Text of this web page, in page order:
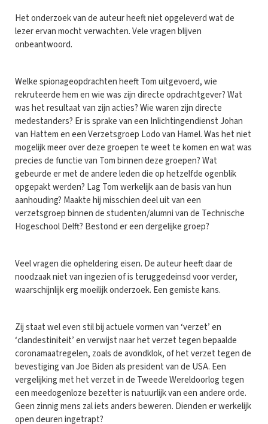
Het onderzoek van de auteur heeft niet opgeleverd wat de
lezer ervan mocht verwachten. Vele vragen blijven
onbeantwoord.
Welke spionageopdrachten heeft Tom uitgevoerd, wie
rekruteerde hem en wie was zijn directe opdrachtgever? Wat
was het resultaat van zijn acties? Wie waren zijn directe
medestanders? Er is sprake van een Inlichtingendienst Johan
van Hattem en een Verzetsgroep Lodo van Hamel. Was het niet
mogelijk meer over deze groepen te weet te komen en wat was
precies de functie van Tom binnen deze groepen? Wat
gebeurde er met de andere leden die op hetzelfde ogenblik
opgepakt werden? Lag Tom werkelijk aan de basis van hun
aanhouding? Maakte hij misschien deel uit van een
verzetsgroep binnen de studenten/alumni van de Technische
Hogeschool Delft? Bestond er een dergelijke groep?
Veel vragen die opheldering eisen. De auteur heeft daar de
noodzaak niet van ingezien of is teruggedeinsd voor verder,
waarschijnlijk erg moeilijk onderzoek. Een gemiste kans.
Zij staat wel even stil bij actuele vormen van ‘verzet’ en
‘clandestiniteit’ en verwijst naar het verzet tegen bepaalde
coronamaatregelen, zoals de avondklok, of het verzet tegen de
bevestiging van Joe Biden als president van de USA. Een
vergelijking met het verzet in de Tweede Wereldoorlog tegen
een meedogenloze bezetter is natuurlijk van een andere orde.
Geen zinnig mens zal iets anders beweren. Dienden er werkelijk
open deuren ingetrapt?